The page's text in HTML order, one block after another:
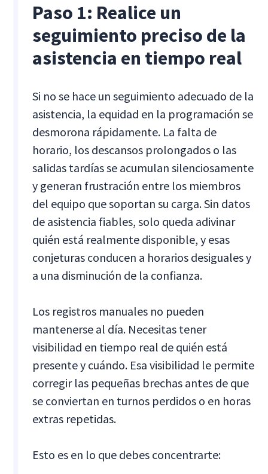
Paso 1: Realice un
seguimiento preciso de la
asistencia en tiempo real
Si no se hace un seguimiento adecuado de la
asistencia, la equidad en la programación se
desmorona rápidamente. La falta de
horario, los descansos prolongados o las
salidas tardías se acumulan silenciosamente
y generan frustración entre los miembros
del equipo que soportan su carga. Sin datos
de asistencia fiables, solo queda adivinar
quién está realmente disponible, y esas
conjeturas conducen a horarios desiguales y
a una disminución de la confianza.
Los registros manuales no pueden
mantenerse al día. Necesitas tener
visibilidad en tiempo real de quién está
presente y cuándo. Esa visibilidad le permite
corregir las pequeñas brechas antes de que
se conviertan en turnos perdidos o en horas
extras repetidas.
Esto es en lo que debes concentrarte: